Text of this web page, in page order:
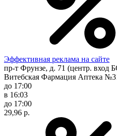
Эффективная реклама на сайте
пр-т Фрунзе, д. 71 (центр. вход
Витебская Фармация Аптека
до 17:00
в 16:03
до 17:00
29,96 р.